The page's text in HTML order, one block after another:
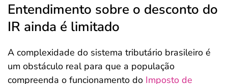
Entendimento sobre o desconto do
IR ainda é limitado
A complexidade do sistema tributário brasileiro é
um obstáculo real para que a população
compreenda o funcionamento do Imposto de